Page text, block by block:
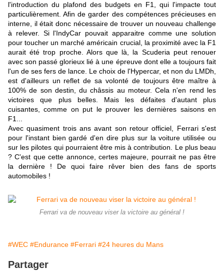
l'introduction du plafond des budgets en F1, qui l'impacte tout
particulièrement. Afin de garder des compétences précieuses en
interne, il était donc nécessaire de trouver un nouveau challenge
à relever. Si l'IndyCar pouvait apparaitre comme une solution
pour toucher un marché américain crucial, la proximité avec la F1
aurait été trop proche. Alors que là, la Scuderia peut renouer
avec son passé glorieux lié à une épreuve dont elle a toujours fait
l'un de ses fers de lance. Le choix de l'Hypercar, et non du LMDh,
est d'ailleurs un reflet de sa volonté de toujours être maître à
100% de son destin, du châssis au moteur. Cela n'en rend les
victoires que plus belles. Mais les défaites d'autant plus
cuisantes, comme on put le prouver les dernières saisons en
F1...
Avec quasiment trois ans avant son retour officiel, Ferrari s'est
pour l'instant bien gardé d'en dire plus sur la voiture utilisée ou
sur les pilotes qui pourraient être mis à contribution. Le plus beau
? C'est que cette annonce, certes majeure, pourrait ne pas être
la dernière ! De quoi faire rêver bien des fans de sports
automobiles !
Ferrari va de nouveau viser la victoire au général !
#WEC #Endurance #Ferrari #24 heures du Mans
Partager